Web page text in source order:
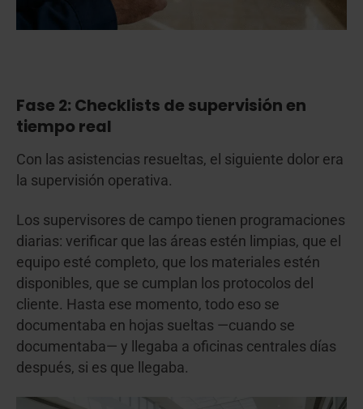
Fase 2: Checklists de supervisión en
tiempo real
Con las asistencias resueltas, el siguiente dolor era
la supervisión operativa.
Los supervisores de campo tienen programaciones
diarias: verificar que las áreas estén limpias, que el
equipo esté completo, que los materiales estén
disponibles, que se cumplan los protocolos del
cliente. Hasta ese momento, todo eso se
documentaba en hojas sueltas —cuando se
documentaba— y llegaba a oficinas centrales días
después, si es que llegaba.